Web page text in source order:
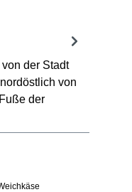
der Stadt
von
der